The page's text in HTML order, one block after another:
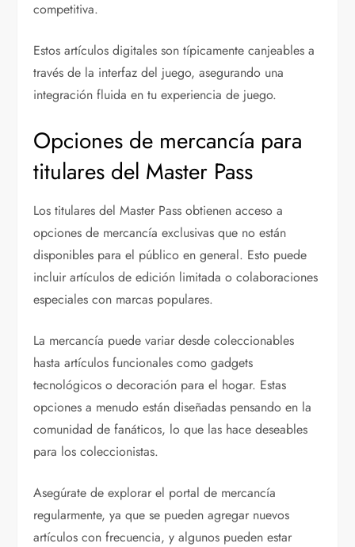
competitiva.
Estos artículos digitales son típicamente canjeables a
través de la interfaz del juego, asegurando una
integración fluida en tu experiencia de juego.
Opciones de mercancía para
titulares del Master Pass
Los titulares del Master Pass obtienen acceso a
opciones de mercancía exclusivas que no están
disponibles para el público en general. Esto puede
incluir artículos de edición limitada o colaboraciones
especiales con marcas populares.
La mercancía puede variar desde coleccionables
hasta artículos funcionales como gadgets
tecnológicos o decoración para el hogar. Estas
opciones a menudo están diseñadas pensando en la
comunidad de fanáticos, lo que las hace deseables
para los coleccionistas.
Asegúrate de explorar el portal de mercancía
regularmente, ya que se pueden agregar nuevos
artículos con frecuencia, y algunos pueden estar